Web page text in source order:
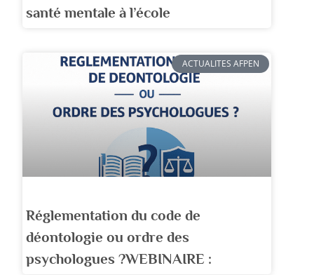
santé mentale à l’école
ACTUALITES AFPEN
Réglementation du code de
déontologie ou ordre des
psychologues ?WEBINAIRE :